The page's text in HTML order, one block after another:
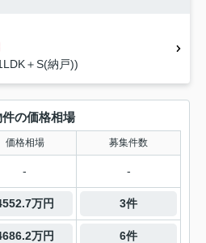
＋S(納戸))
の価格相場
価格相場 募集件数
- -
万円 3件
万円 6件